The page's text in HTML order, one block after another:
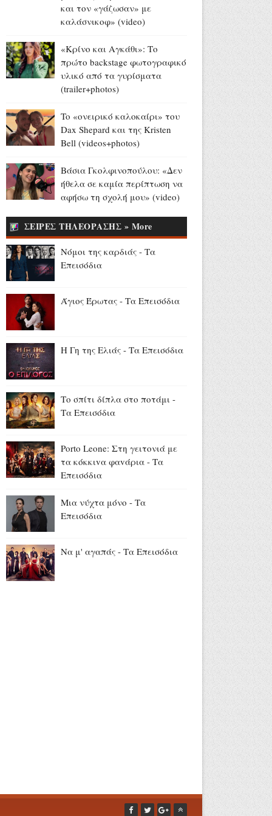
Europa League - Live στο
OΡΕΝ: ΠΑΟΚ - Άντερλεχτ
Αύγουστος 06, 2026
Ευρυδίκη Βαλαβάνη για
Γρηγόρη Μόργκαν:
κι αυτή... και τώρα είναι η
πραγματική μου ζωή» (photo)
Αύγουστος 06, 2026
Τα μεγάλα διλήμματα της
Ευρώπης: μετανάστευση,
Mercosur και στέγη (video)
81 χρόνια από τον ατομικό
όλεθρο σε Χιροσίμα και
Ναγκασάκι (videos)
Νόμοι της καρδιάς: Επεισόδια
23 - 24
13 και 15 Αυγούστου: Η ΕΡΤ
Ιερωσύνης του Οικουμενικού
Πατριάρχου
και τον «γάζωσαν» με
καλάσνικοφ» (video)
«Κρίνο και Αγκάθι»: Το
πρώτο backstage φωτογραφικό
υλικό από τα γυρίσματα
(trailer+photos)
To «ονειρικό καλοκαίρι» του
Dax Shepard και της Kristen
Bell (videos+photos)
Βάσια Γκολφινοπούλου: «Δεν
ήθελα σε καμία περίπτωση να
αφήσω τη σχολή μου» (video)
ΣΕΙΡΕΣ ΤΗΛΕΟΡΑΣΗΣ » More
Νόμοι της καρδιάς - Τα
Επεισόδια
Άγιος Έρωτας - Τα Επεισόδια
Η Γη της Ελιάς - Τα Επεισόδια
Το σπίτι δίπλα στο ποτάμι -
Τα Επεισόδια
Porto Leone: Στη γειτονιά με
τα κόκκιvα φαvάρια - Τα
Επεισόδια
Μια νύχτα μόνο - Τα
Επεισόδια
Να μ' αγαπάς - Τα Επεισόδια